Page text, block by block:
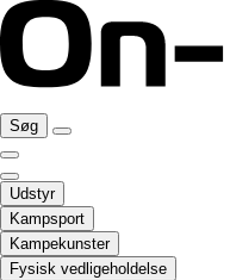
Søg
Udstyr
Kampsport
Kampekunster
Fysisk vedligeholdelse